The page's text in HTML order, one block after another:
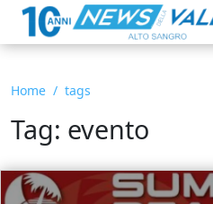
Home tags
Tag: evento